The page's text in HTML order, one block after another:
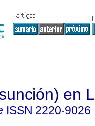
en
ISSN 2220-9026